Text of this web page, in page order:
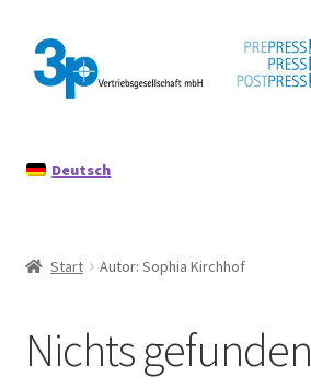
Zur
Navigation
springen
Zum
Inhalt
springen
Datenschutz
Mein Konto
Deutsch
Start Autor: Sophia Kirchhof
Nichts gefunden